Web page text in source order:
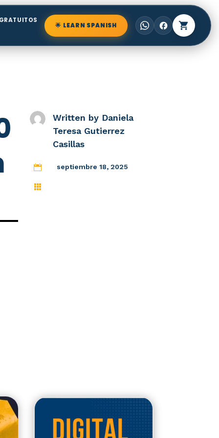
🌟 LEARN SPANISH facebook shopping_cart
Written by Daniela
Teresa Gutierrez
Casillas
 septiembre 18, 2025
